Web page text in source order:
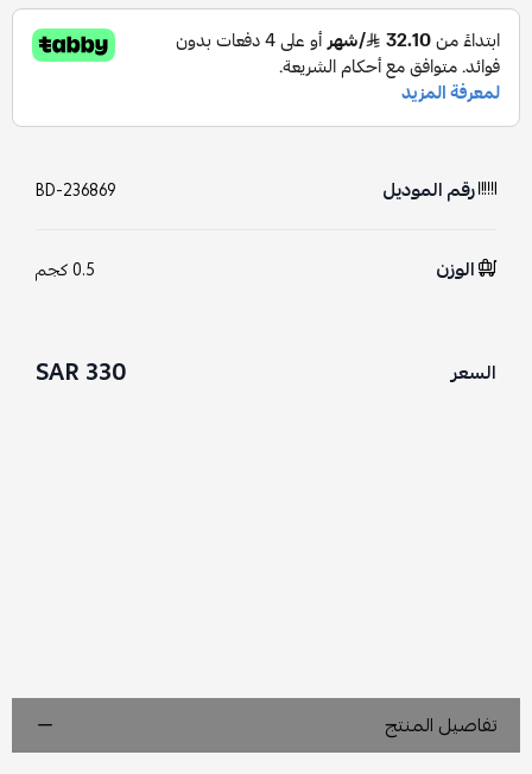
رقم الموديل BD-236869
الوزن 0.5 كجم
السعر 330 SAR
تفاصيل المنتج